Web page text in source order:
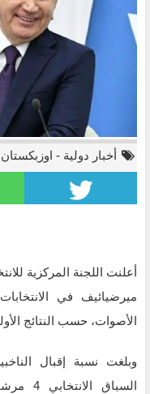
أخبار دولية - اوزبكستان
أعلنت اللجنة المركزية
الأصوات، حسب النتائج
السباق